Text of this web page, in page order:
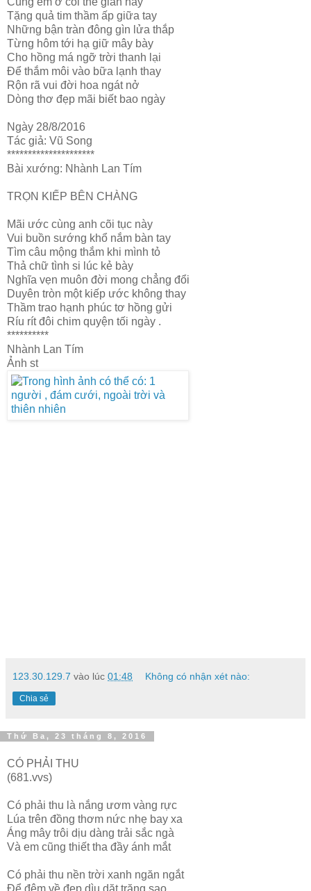
Tặng quả tim thầm ấp giữa tay
Những bận tràn đông gìn lửa thắp
Từng hôm tới hạ giữ mây bày
Cho hồng má ngỡ trời thanh lại
Để thắm môi vào bữa lạnh thay
Rộn rã vui đời hoa ngát nở
Dòng thơ đẹp mãi biết bao ngày
Ngày 28/8/2016
Tác giả: Vũ Song
*********************
Bài xướng: Nhành Lan Tím
TRỌN KIẾP BÊN CHÀNG
Mãi ước cùng anh cõi tục này
Vui buồn sướng khổ nắm bàn tay
Tìm câu mộng thắm khi mình tỏ
Thả chữ tình si lúc kẻ bày
Nghĩa vẹn muôn đời mong chẳng đổi
Duyên tròn một kiếp ước không thay
Thầm trao hạnh phúc tơ hồng gửi
Ríu rít đôi chim quyện tối ngày .
**********
Nhành Lan Tím
Ảnh st
123.30.129.7 vào lúc 01:48 Không có nhận xét nào:
Chia sẻ
Thứ Ba, 23 tháng 8, 2016
CÓ PHẢI THU
(681.vvs)
Có phải thu là nắng ươm vàng rực
Lúa trên đồng thơm nức nhẹ bay xa
Áng mây trôi dịu dàng trải sắc ngà
Và em cũng thiết tha đầy ánh mắt
Có phải thu nền trời xanh ngăn ngắt